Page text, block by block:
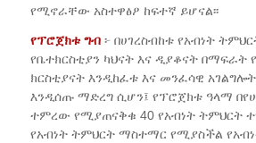
የሚኖራቸው አስተዋፅዖ ከፍተኛ ይሆናል፡፡
የፕሮጀክቱ ግብ፦ በሀገረስብከቱ የአብነት
የቤተክርስቲያን ካህናት እና ዲያቆናት በማፍራት
ክርስቲያናት እንዲከፈቱ እና መንፈሳዊ
እንዲሰጡ ማድረግ ሲሆን፤ የፕሮጀክቱ ዓላማ
ተምረው የሚያጠናቅቁ 40 የአብነት ትምህርት
የአብነት ትምህርት ማስተማር የሚያስችል